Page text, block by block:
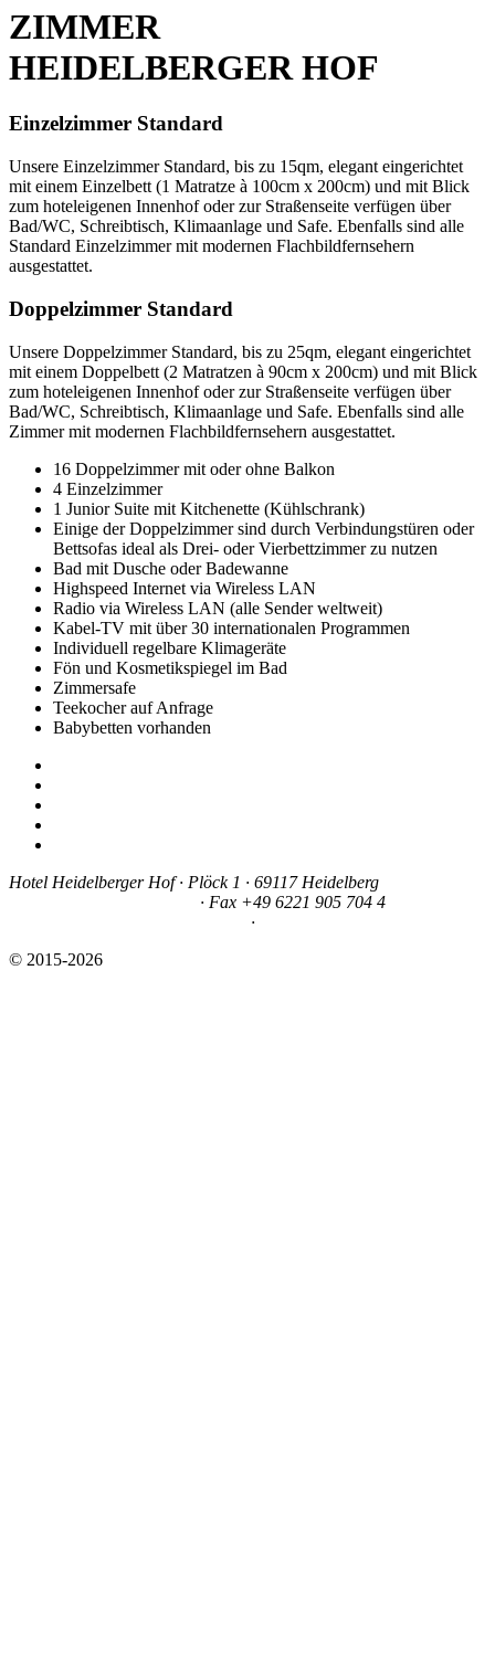
ZIMMER
HEIDELBERGER HOF
Einzelzimmer Standard
Unsere Einzelzimmer Standard, bis zu 15qm, elegant eingerichtet
mit einem Einzelbett (1 Matratze à 100cm x 200cm) und mit Blick
zum hoteleigenen Innenhof oder zur Straßenseite verfügen über
Bad/WC, Schreibtisch, Klimaanlage und Safe. Ebenfalls sind alle
Standard Einzelzimmer mit modernen Flachbildfernsehern
ausgestattet.
Doppelzimmer Standard
Unsere Doppelzimmer Standard, bis zu 25qm, elegant eingerichtet
mit einem Doppelbett (2 Matratzen à 90cm x 200cm) und mit Blick
zum hoteleigenen Innenhof oder zur Straßenseite verfügen über
Bad/WC, Schreibtisch, Klimaanlage und Safe. Ebenfalls sind alle
Zimmer mit modernen Flachbildfernsehern ausgestattet.
16 Doppelzimmer mit oder ohne Balkon
4 Einzelzimmer
1 Junior Suite mit Kitchenette (Kühlschrank)
Einige der Doppelzimmer sind durch Verbindungstüren oder
Bettsofas ideal als Drei- oder Vierbettzimmer zu nutzen
Bad mit Dusche oder Badewanne
Highspeed Internet via Wireless LAN
Radio via Wireless LAN (alle Sender weltweit)
Kabel-TV mit über 30 internationalen Programmen
Individuell regelbare Klimageräte
Fön und Kosmetikspiegel im Bad
Zimmersafe
Teekocher auf Anfrage
Babybetten vorhanden
Hotel Heidelberger Hof· Plöck 1 · 69117 Heidelberg
· Fax +49 6221 905 704 4
·
© 2015-2026